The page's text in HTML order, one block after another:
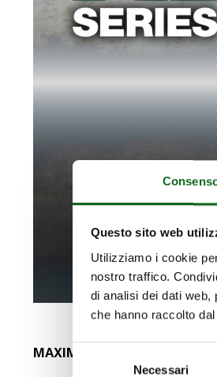
Questo sito web
Utilizziamo i cookie
nostro traffico.
di analisi dei dati web,
che hanno raccolto
Selezione
Necessari
MAXIMUM RELIABILITY